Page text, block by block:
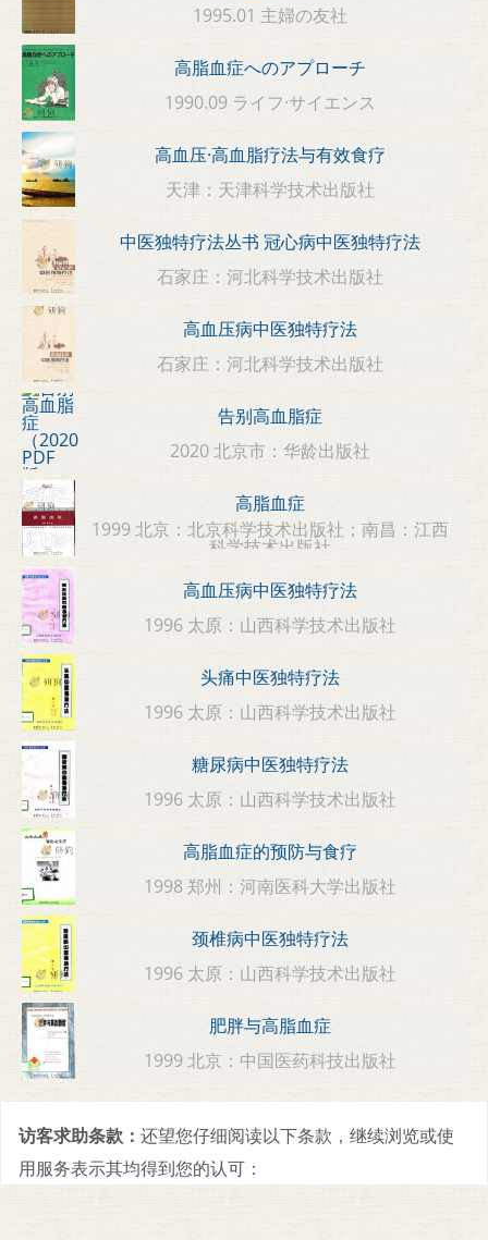
1995.01 主婦の友社
高脂血症へのアプローチ
1990.09 ライフ·サイエンス
高血压·高血脂疗法与有效食疗
天津：天津科学技术出版社
中医独特疗法丛书 冠心病中医独特疗法
石家庄：河北科学技术出版社
高血压病中医独特疗法
石家庄：河北科学技术出版社
告别高血脂症
2020 北京市：华龄出版社
高脂血症
1999 北京：北京科学技术出版社；南昌：江西
科学技术出版社
高血压病中医独特疗法
1996 太原：山西科学技术出版社
头痛中医独特疗法
1996 太原：山西科学技术出版社
糖尿病中医独特疗法
1996 太原：山西科学技术出版社
高脂血症的预防与食疗
1998 郑州：河南医科大学出版社
颈椎病中医独特疗法
1996 太原：山西科学技术出版社
肥胖与高脂血症
1999 北京：中国医药科技出版社
访客求助条款： 还望您仔细阅读以下条款，继续浏览或使
用服务表示其均得到您的认可：